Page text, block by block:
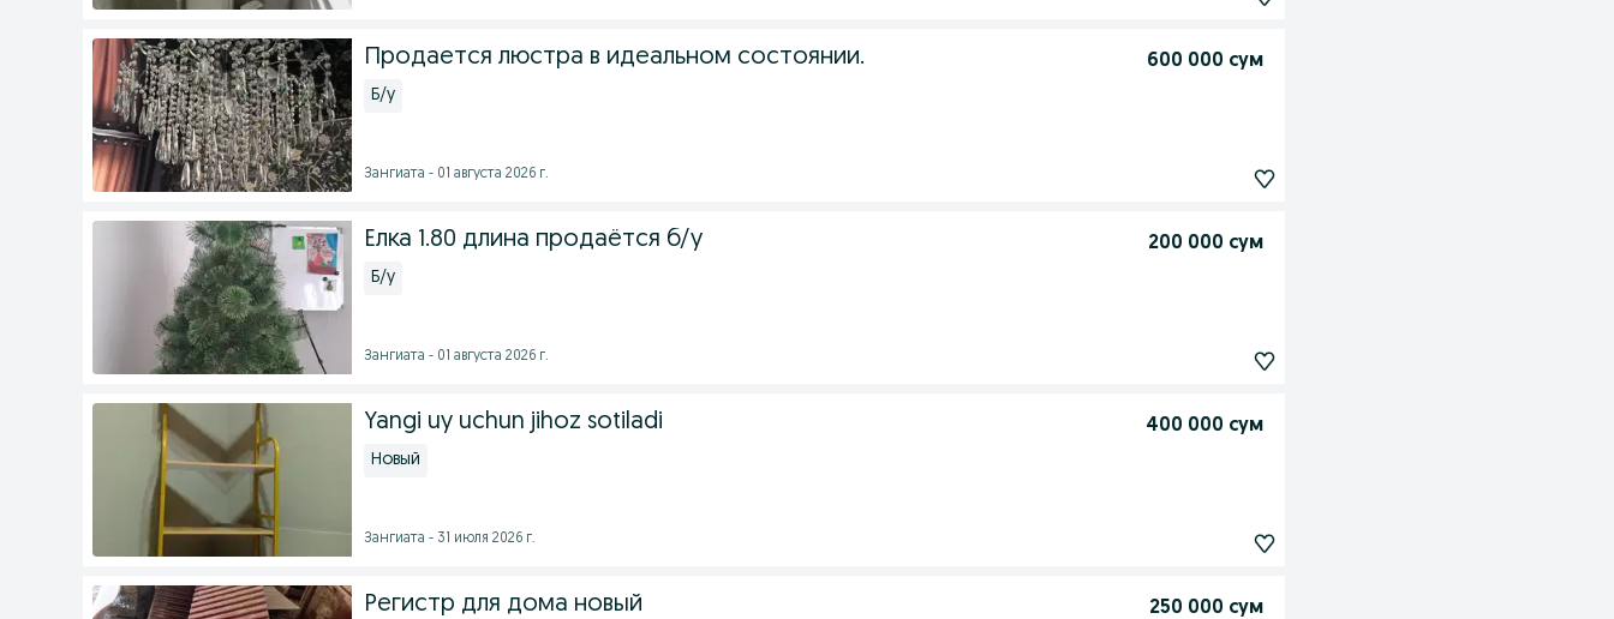
Продается люстра в идеальном состоянии. 600 000 сум
Б/у
Зангиата - 01 августа 2026 г.
Ёлка 1.80 длина продаётся б/у 200 000 сум
Б/у
Зангиата - 01 августа 2026 г.
Yangi uy uchun jihoz sotiladi 400 000 сум
Новый
Зангиата - 31 июля 2026 г.
Регистр для дома новый 250 000 сум